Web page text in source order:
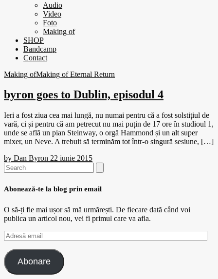
Audio
Video
Foto
Making of
SHOP
Bandcamp
Contact
Making ofMaking of Eternal Return
byron goes to Dublin, episodul 4
Ieri a fost ziua cea mai lungă, nu numai pentru că a fost solstițiul de
vară, ci și pentru că am petrecut nu mai puțin de 17 ore în studioul 1,
unde se află un pian Steinway, o orgă Hammond și un alt super
mixer, un Neve. A trebuit să terminăm tot într-o singură sesiune, […]
by Dan Byron 22 iunie 2015
Search
for:
Abonează-te la blog prin email
O să-ți fie mai ușor să mă urmărești. De fiecare dată când voi
publica un articol nou, vei fi primul care va afla.
Adresă
email
Abonare